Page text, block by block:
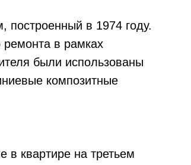
построенный в 1974 году.
ремонта в рамках
были использованы
композитные
в квартире на третьем